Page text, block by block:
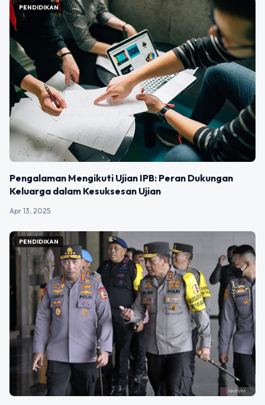
PENDIDIKAN
Pengalaman Mengikuti Ujian IPB: Peran Dukungan
Keluarga dalam Kesuksesan Ujian
Apr 13, 2025
PENDIDIKAN